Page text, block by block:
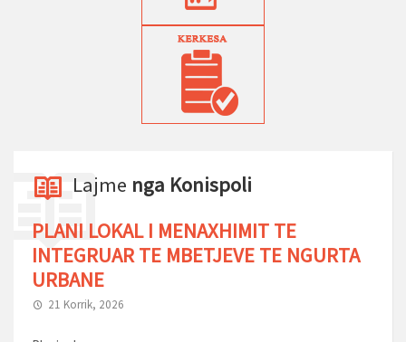
Lajme nga Konispoli
PLANI LOKAL I MENAXHIMIT TE
INTEGRUAR TE MBETJEVE TE NGURTA
URBANE
21 Korrik, 2026